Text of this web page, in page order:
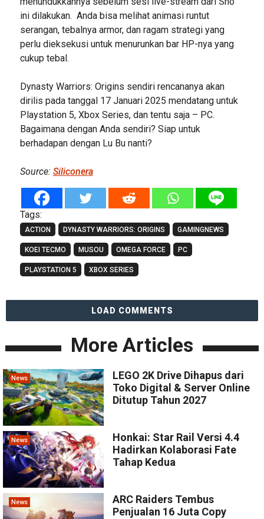
ini dilakukan. Anda bisa melihat animasi runtut
serangan, tebalnya armor, dan ragam strategi yang
perlu dieksekusi untuk menurunkan bar HP-nya yang
cukup tebal.
Dynasty Warriors: Origins sendiri rencananya akan
dirilis pada tanggal 17 Januari 2025 mendatang untuk
Playstation 5, Xbox Series, dan tentu saja – PC.
Bagaimana dengan Anda sendiri? Siap untuk
berhadapan dengan Lu Bu nanti?
Source: Siliconera
Tags:
ACTION DYNASTY WARRIORS: ORIGINS GAMINGNEWS
KOEI TECMO MUSOU OMEGA FORCE PC
PLAYSTATION 5 XBOX SERIES
LOAD COMMENTS
More Articles
News
LEGO 2K Drive Dihapus dari
Toko Digital & Server Online
Ditutup Tahun 2027
News
Honkai: Star Rail Versi 4.4
Hadirkan Kolaborasi Fate
Tahap Kedua
News
ARC Raiders Tembus
Penjualan 16 Juta Copy